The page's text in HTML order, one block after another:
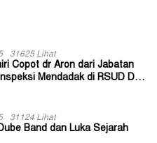
31625 Lihat
Copot dr Aron dari Jabatan
Mendadak di RSUD Dok
31124 Lihat
Band dan Luka Sejarah